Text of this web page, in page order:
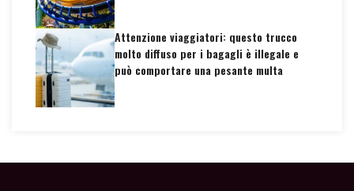
Attenzione viaggiatori: questo trucco
molto diffuso per i bagagli è illegale e
può comportare una pesante multa